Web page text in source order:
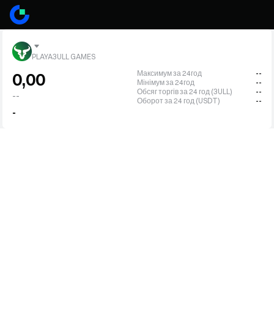
PLAYA3ULL GAMES
0,00
--
-
Максимум за 24год
--
Мінімум за 24год
--
Обсяг торгів за 24 год (3ULL)
--
Оборот за 24 год (USDT)
--